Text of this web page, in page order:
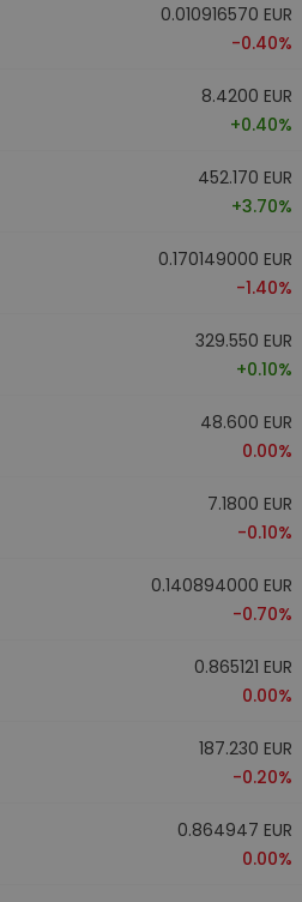
0.010916570 EUR
-0.40%
8.4200 EUR
+0.40%
452.170 EUR
+3.70%
0.170149000 EUR
-1.40%
329.550 EUR
+0.10%
48.600 EUR
0.00%
7.1800 EUR
-0.10%
0.140894000 EUR
-0.70%
0.865121 EUR
0.00%
187.230 EUR
-0.20%
0.864947 EUR
0.00%